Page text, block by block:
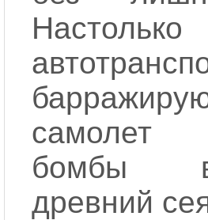
самолет
бомбы
древний